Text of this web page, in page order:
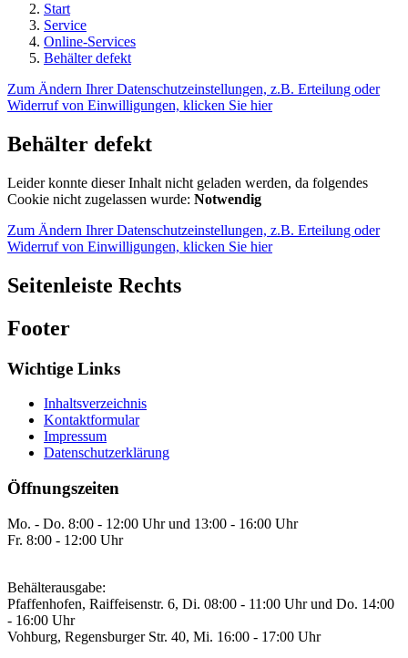
Start
Service
Online-Services
Behälter defekt
Zum Ändern Ihrer Datenschutzeinstellungen, z.B. Erteilung oder
Widerruf von Einwilligungen, klicken Sie hier
Behälter defekt
Leider konnte dieser Inhalt nicht geladen werden, da folgendes
Cookie nicht zugelassen wurde: Notwendig
Zum Ändern Ihrer Datenschutzeinstellungen, z.B. Erteilung oder
Widerruf von Einwilligungen, klicken Sie hier
Seitenleiste Rechts
Footer
Wichtige Links
Inhaltsverzeichnis
Kontaktformular
Impressum
Datenschutzerklärung
Öffnungszeiten
Mo. - Do. 8:00 - 12:00 Uhr und 13:00 - 16:00 Uhr
Fr. 8:00 - 12:00 Uhr
Behälterausgabe:
Pfaffenhofen, Raiffeisenstr. 6, Di. 08:00 - 11:00 Uhr und Do. 14:00
- 16:00 Uhr
Vohburg, Regensburger Str. 40, Mi. 16:00 - 17:00 Uhr